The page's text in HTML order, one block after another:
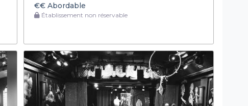
€€Abordable
Établissement non réservable